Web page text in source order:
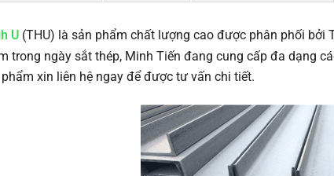
U (THU) là sản phẩm chất lượng cao được phân phối bởi
trong ngày sắt thép, Minh Tiến đang cung cấp đa dạng
xin liên hệ ngay để được tư vấn chi tiết.